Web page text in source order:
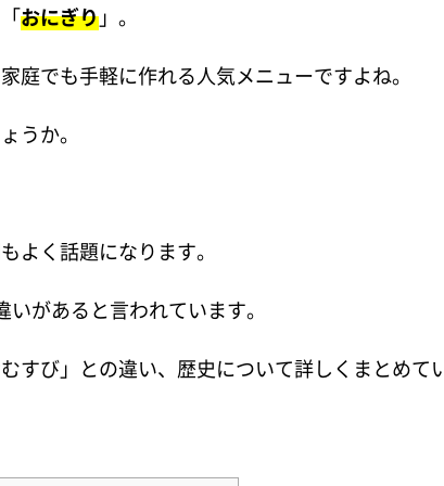
おにぎり」。
庭でも手軽に作れる人気メニューですよね。
うか。
よく話題になります。
があると言われています。
すび」との違い、歴史について詳しくまとめて